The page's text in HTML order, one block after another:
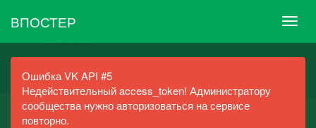
ВПОСТЕР
Ошибка VK API #5
Недействительный access_token! Администратору
сообщества нужно авторизоваться на сервисе
повторно.